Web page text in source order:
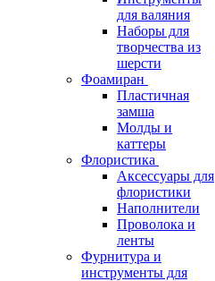
для валяния
Наборы для
творчества из
шерсти
Фоамиран
Пластичная
замша
Молды и
каттеры
Флористика
Аксессуары для
флористики
Наполнители
Проволока и
ленты
Фурнитура и
инструменты для